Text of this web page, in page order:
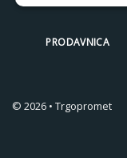
© 2026 • Trgopromet
PRODAVNICA